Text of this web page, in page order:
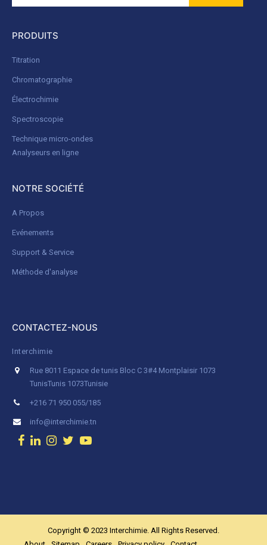
PRODUITS
Titration
Chromatographie
Électrochimie
Spectroscopie
Technique micro-ondes
Analyseurs en ligne
NOTRE SOCIÉTÉ
A Propos
Evénements
Support & Service
Méthode d'analyse
CONTACTEZ-NOUS
Interchimie
Rue 8011 Espace de tunis Bloc C 3#4 Montplaisir 1073
TunisTunis 1073Tunisie
+216 71 950 055/185
info@interchimie.tn
Copyright © 2023 Interchimie. All Rights Reserved.